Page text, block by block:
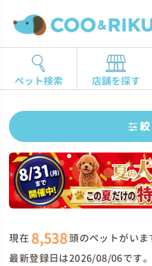
ペット検索 店舗を探す
現在 8,538頭のペットがいま
最新登録日は2026/08/06です。